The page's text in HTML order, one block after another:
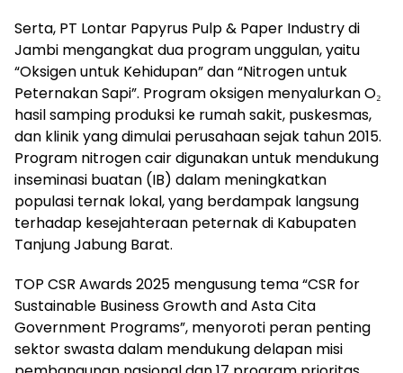
Serta, PT Lontar Papyrus Pulp & Paper Industry di
Jambi mengangkat dua program unggulan, yaitu
“Oksigen untuk Kehidupan” dan “Nitrogen untuk
Peternakan Sapi”. Program oksigen menyalurkan O₂
hasil samping produksi ke rumah sakit, puskesmas,
dan klinik yang dimulai perusahaan sejak tahun 2015.
Program nitrogen cair digunakan untuk mendukung
inseminasi buatan (IB) dalam meningkatkan
populasi ternak lokal, yang berdampak langsung
terhadap kesejahteraan peternak di Kabupaten
Tanjung Jabung Barat.
TOP CSR Awards 2025 mengusung tema “CSR for
Sustainable Business Growth and Asta Cita
Government Programs”, menyoroti peran penting
sektor swasta dalam mendukung delapan misi